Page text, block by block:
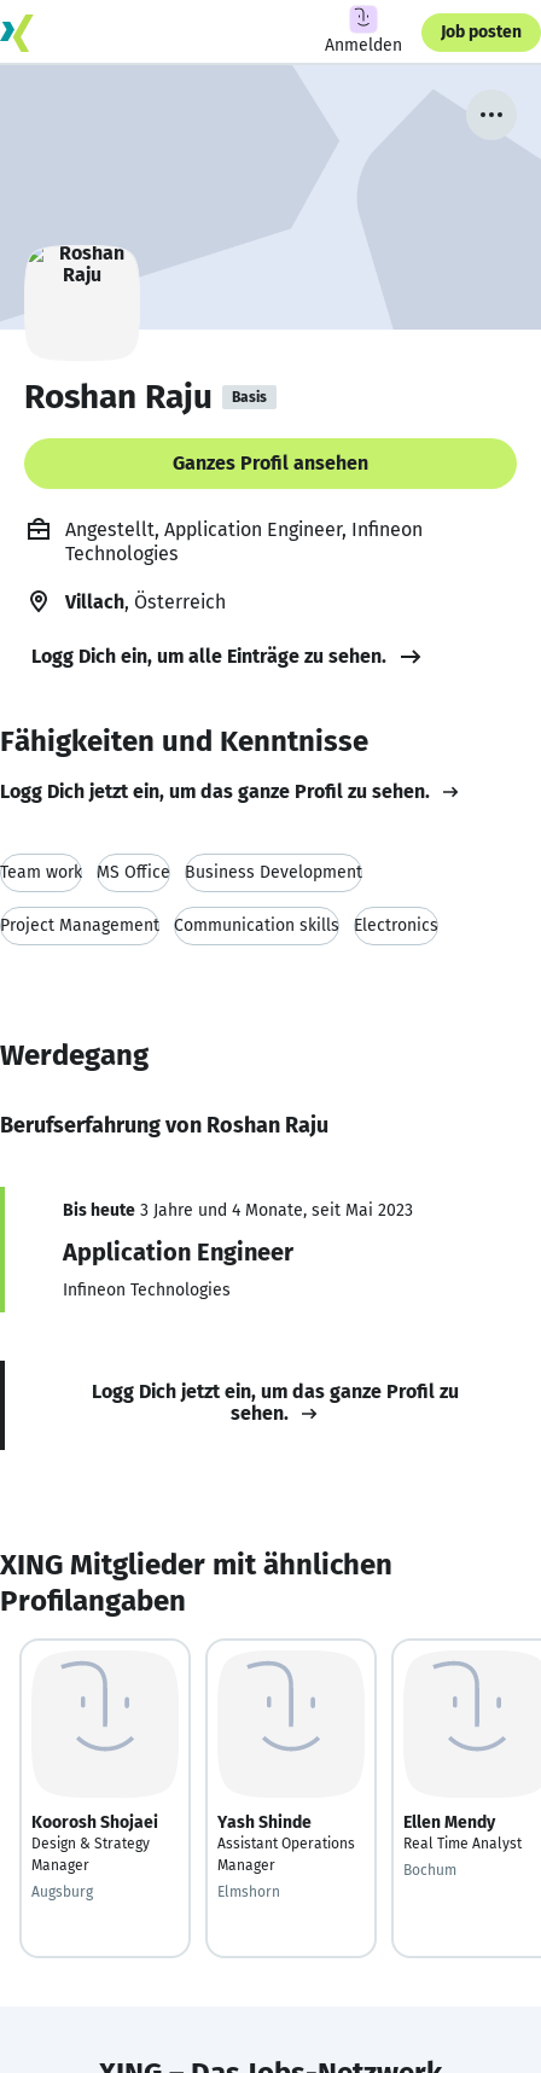
Anmelden
Job posten
Roshan Raju Basis
Ganzes Profil ansehen
Angestellt, Application Engineer, Infineon
Technologies
Villach, Österreich
Logg Dich ein, um alle Einträge zu sehen.
Fähigkeiten und Kenntnisse
Logg Dich jetzt ein, um das ganze Profil zu sehen.
Team work MS Office Business Development
Project Management Communication skills Electronics
Werdegang
Berufserfahrung von Roshan Raju
Bis heute 3 Jahre und 4 Monate, seit Mai 2023
Application Engineer
Infineon Technologies
Logg Dich jetzt ein, um das ganze Profil zu
sehen.
XING Mitglieder mit ähnlichen
Profilangaben
Koorosh Shojaei
Design & Strategy
Manager
Augsburg
Yash Shinde
Assistant Operations
Manager
Elmshorn
Ellen Mendy
Real Time Analyst
Bochum